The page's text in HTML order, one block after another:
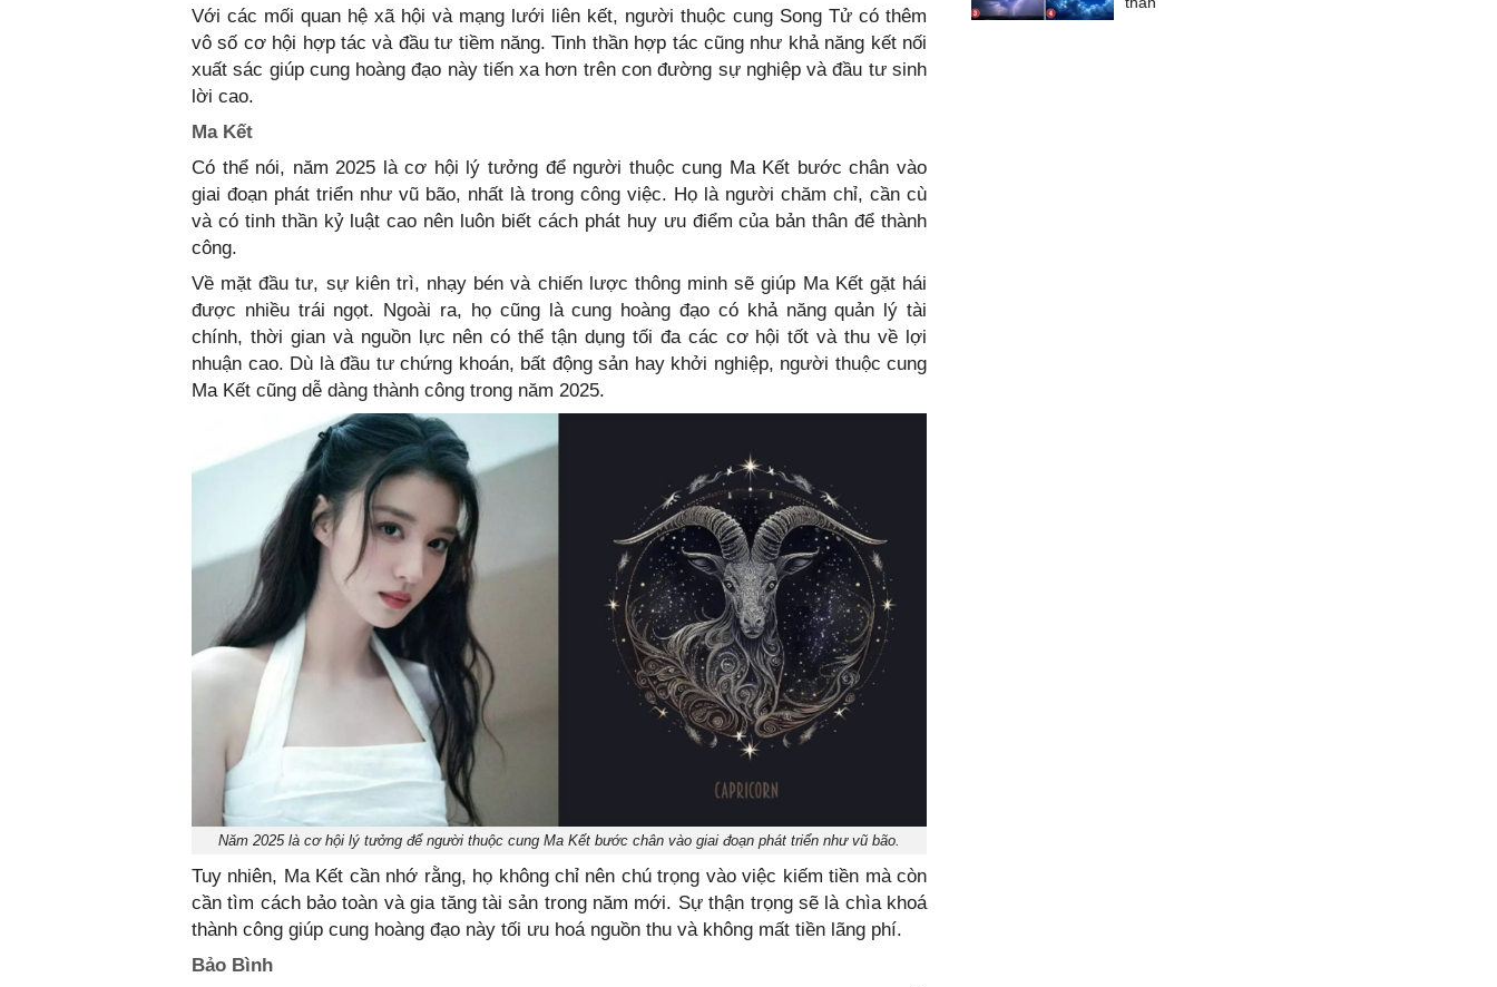
Với các mối quan hệ xã hội và mạng lưới liên kết, người thuộc cung Song Tử có thêm
vô số cơ hội hợp tác và đầu tư tiềm năng. Tinh thần hợp tác cũng như khả năng kết nối
xuất sác giúp cung hoàng đạo này tiến xa hơn trên con đường sự nghiệp và đầu tư sinh
lời cao.
Ma Kết
Có thể nói, năm 2025 là cơ hội lý tưởng để người thuộc cung Ma Kết bước chân vào
giai đoạn phát triển như vũ bão, nhất là trong công việc. Họ là người chăm chỉ, cần cù
và có tinh thần kỷ luật cao nên luôn biết cách phát huy ưu điểm của bản thân để thành
công.
Về mặt đầu tư, sự kiên trì, nhạy bén và chiến lược thông minh sẽ giúp Ma Kết gặt hái
được nhiều trái ngọt. Ngoài ra, họ cũng là cung hoàng đạo có khả năng quản lý tài
chính, thời gian và nguồn lực nên có thể tận dụng tối đa các cơ hội tốt và thu về lợi
nhuận cao. Dù là đầu tư chứng khoán, bất động sản hay khởi nghiệp, người thuộc cung
Ma Kết cũng dễ dàng thành công trong năm 2025.
Năm 2025 là cơ hội lý tưởng để người thuộc cung Ma Kết bước chân vào giai đoạn phát triển như vũ bão.
Tuy nhiên, Ma Kết cần nhớ rằng, họ không chỉ nên chú trọng vào việc kiếm tiền mà còn
cần tìm cách bảo toàn và gia tăng tài sản trong năm mới. Sự thận trọng sẽ là chìa khoá
thành công giúp cung hoàng đạo này tối ưu hoá nguồn thu và không mất tiền lãng phí.
Bảo Bình